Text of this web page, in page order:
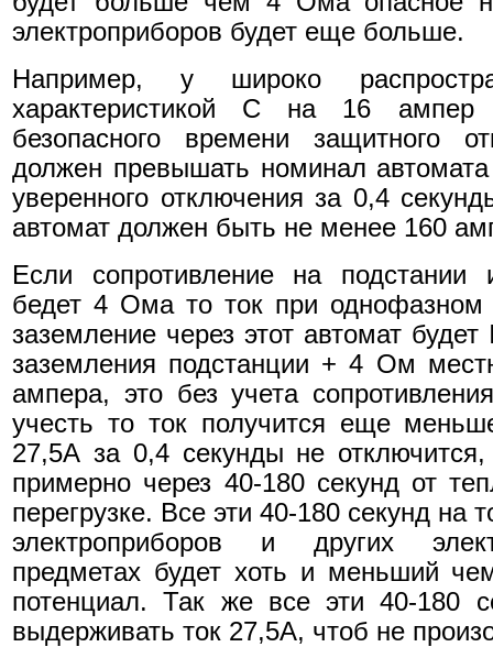
электроприборов будет еще больше.
Например, у широко
характеристикой С на 16 ампер
безопасного времени защитного
должен превышать номинал
уверенного отключения за 0,4
автомат должен быть не менее 160
Если сопротивление на подстании
бедет 4 Ома то ток при однофазном
заземление через этот автомат
заземления подстанции + 4 Ом
ампера, это без учета
учесть то ток получится еще
27,5А за 0,4 секунды не отключится,
примерно через 40-180 секунд от
перегрузке. Все эти 40-180 секунд на
электроприборов и других
предметах будет хоть и меньший
потенциал. Так же все эти 40-180
выдерживать ток 27,5А, чтоб не